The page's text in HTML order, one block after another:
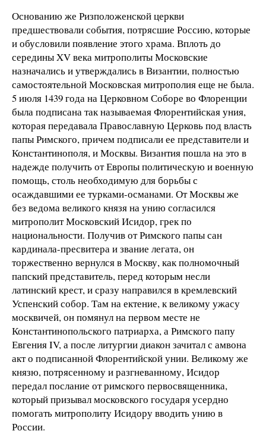
Основанию же Ризположенской церкви
предшествовали события, потрясшие Россию, которые
и обусловили появление этого храма. Вплоть до
середины XV века митрополиты Московские
назначались и утверждались в Византии, полностью
самостоятельной Московская митрополия еще не была.
5 июля 1439 года на Церковном Соборе во Флоренции
была подписана так называемая Флорентийская уния,
которая передавала Православную Церковь под власть
папы Римского, причем подписали ее представители и
Константинополя, и Москвы. Византия пошла на это в
надежде получить от Европы политическую и военную
помощь, столь необходимую для борьбы с
осаждавшими ее турками-османами. От Москвы же
без ведома великого князя на унию согласился
митрополит Московский Исидор, грек по
национальности. Получив от Римского папы сан
кардинала-пресвитера и звание легата, он
торжественно вернулся в Москву, как полномочный
папский представитель, перед которым несли
латинский крест, и сразу направился в кремлевский
Успенский собор. Там на ектение, к великому ужасу
москвичей, он помянул на первом месте не
Константинопольского патриарха, а Римского папу
Евгения IV, а после литургии диакон зачитал с амвона
акт о подписанной Флорентийской унии. Великому же
князю, потрясенному и разгневанному, Исидор
передал послание от римского первосвященника,
который призывал московского государя усердно
помогать митрополиту Исидору вводить унию в
России.